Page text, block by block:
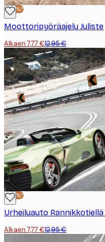
-40%*
Moottoripyöräajelu Juliste
Alkaen 7,77 €12,95 €
-40%*
Alkaen 7,77 €12,95 €